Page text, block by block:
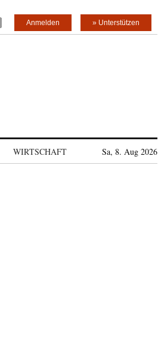
» Unterstützen
Anmelden
WIRTSCHAFT Sa, 8. Aug 2026